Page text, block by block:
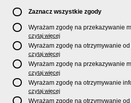
Zaznacz wszystkie zgody
Wyrażam zgodę na przekazywanie
pocztą e-mail, oficjalnego
promocjach, nowościach, biletach,
Store oraz serwisu bilety.lkslodz.pl i
usługach oferowanych przez Ł.K.S.
czytaj więcej
Wyrażam zgodę na otrzymywanie
marketingowych dotyczących
produktów za pośrednictwem
telefonicznych.
czytaj więcej
Wyrażam zgodę na przekazywanie
pocztą e-mail, informacji handlowych
produktach, usługach i działalności
Łódź S.A.
czytaj więcej
Wyrażam zgodę na otrzymywanie
pośrednictwem wiadomości SMS
odSponsorów i PartnerówŁ.K.S.
czytaj więcej
Wyrażam zgodę na otrzymywanie